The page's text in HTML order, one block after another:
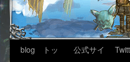
blog トッ
公式サイ